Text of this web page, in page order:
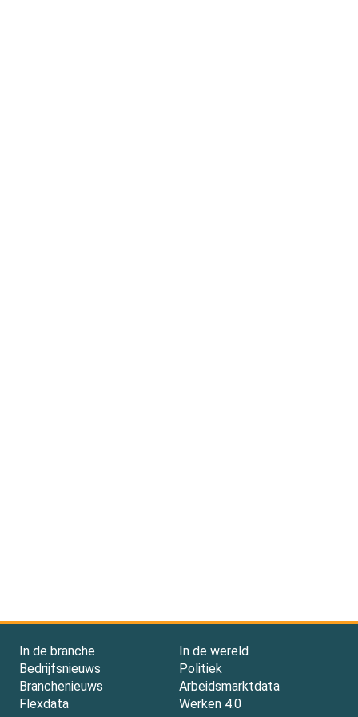
In de branche
Bedrijfsnieuws
Branchenieuws
Flexdata
In de wereld
Politiek
Arbeidsmarktdata
Werken 4.0